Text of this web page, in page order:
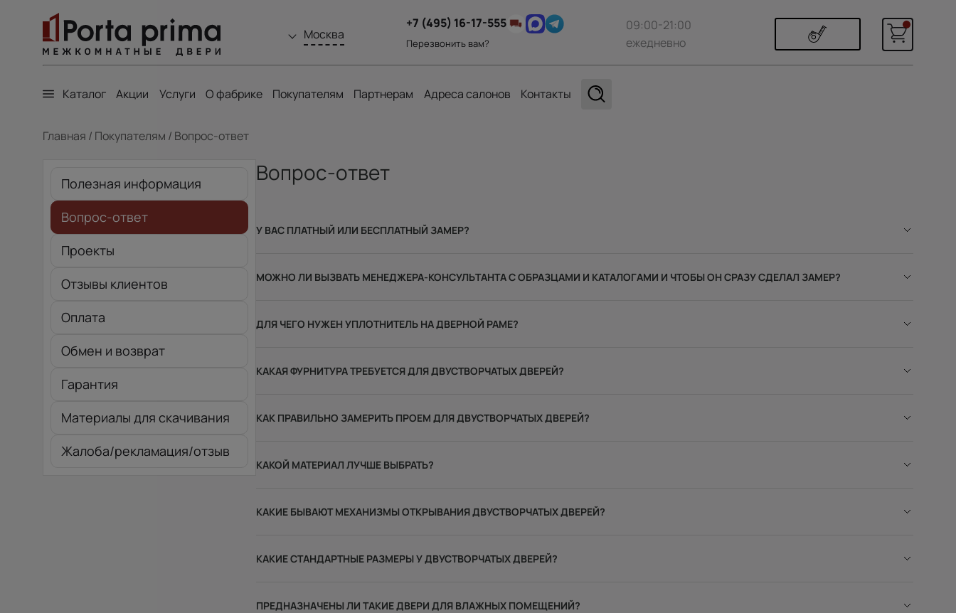
Москва
+7 (495) 16-17-555
Перезвонить вам?
09:00-21:00
ежедневно
Каталог Акции Услуги О фабрике Покупателям Партнерам Адреса салонов Контакты
Главная / Покупателям / Вопрос-ответ
Полезная информация
Вопрос-ответ
Проекты
Отзывы клиентов
Оплата
Обмен и возврат
Гарантия
Материалы для скачивания
Жалоба/рекламация/отзыв
Вопрос-ответ
У ВАС ПЛАТНЫЙ ИЛИ БЕСПЛАТНЫЙ ЗАМЕР?
МОЖНО ЛИ ВЫЗВАТЬ МЕНЕДЖЕРА-КОНСУЛЬТАНТА С ОБРАЗЦАМИ И КАТАЛОГАМИ И ЧТОБЫ ОН СРАЗУ СДЕЛАЛ ЗАМЕР?
ДЛЯ ЧЕГО НУЖЕН УПЛОТНИТЕЛЬ НА ДВЕРНОЙ РАМЕ?
КАКАЯ ФУРНИТУРА ТРЕБУЕТСЯ ДЛЯ ДВУСТВОРЧАТЫХ ДВЕРЕЙ?
КАК ПРАВИЛЬНО ЗАМЕРИТЬ ПРОЕМ ДЛЯ ДВУСТВОРЧАТЫХ ДВЕРЕЙ?
КАКОЙ МАТЕРИАЛ ЛУЧШЕ ВЫБРАТЬ?
КАКИЕ БЫВАЮТ МЕХАНИЗМЫ ОТКРЫВАНИЯ ДВУСТВОРЧАТЫХ ДВЕРЕЙ?
КАКИЕ СТАНДАРТНЫЕ РАЗМЕРЫ У ДВУСТВОРЧАТЫХ ДВЕРЕЙ?
ПРЕДНАЗНАЧЕНЫ ЛИ ТАКИЕ ДВЕРИ ДЛЯ ВЛАЖНЫХ ПОМЕЩЕНИЙ?